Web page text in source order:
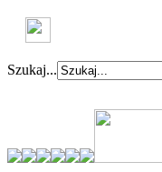
Szukaj...